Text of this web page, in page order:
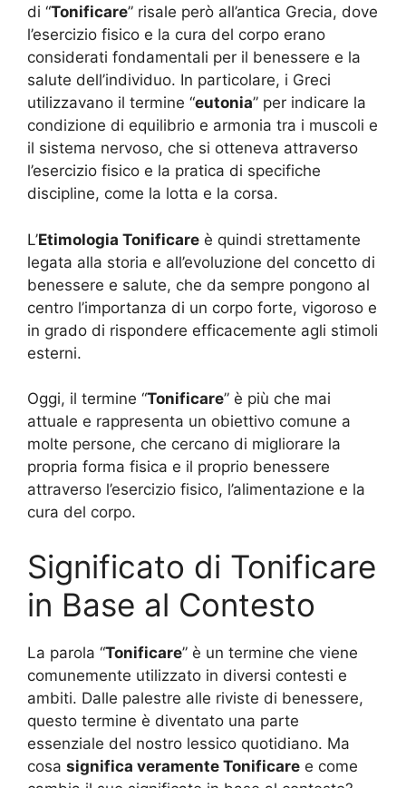
di “Tonificare” risale però all’antica Grecia, dove
l’esercizio fisico e la cura del corpo erano
considerati fondamentali per il benessere e la
salute dell’individuo. In particolare, i Greci
utilizzavano il termine “eutonia” per indicare la
condizione di equilibrio e armonia tra i muscoli e
il sistema nervoso, che si otteneva attraverso
l’esercizio fisico e la pratica di specifiche
discipline, come la lotta e la corsa.
L’Etimologia Tonificare è quindi strettamente
legata alla storia e all’evoluzione del concetto di
benessere e salute, che da sempre pongono al
centro l’importanza di un corpo forte, vigoroso e
in grado di rispondere efficacemente agli stimoli
esterni.
Oggi, il termine “Tonificare” è più che mai
attuale e rappresenta un obiettivo comune a
molte persone, che cercano di migliorare la
propria forma fisica e il proprio benessere
attraverso l’esercizio fisico, l’alimentazione e la
cura del corpo.
Significato di Tonificare
in Base al Contesto
La parola “Tonificare” è un termine che viene
comunemente utilizzato in diversi contesti e
ambiti. Dalle palestre alle riviste di benessere,
questo termine è diventato una parte
essenziale del nostro lessico quotidiano. Ma
cosa significa veramente Tonificare e come